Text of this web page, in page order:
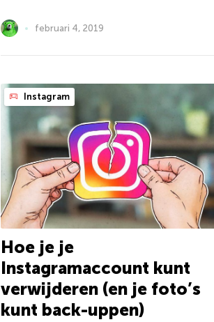
februari 4, 2019
Instagram
Hoe je je
Instagramaccount kunt
verwijderen (en je foto’s
kunt back-uppen)